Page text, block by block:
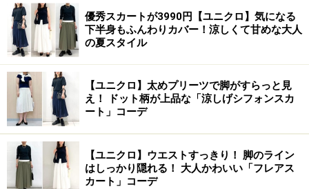
2. シンプルでもどこかおしゃれ感のあるT
ブラウス
ユニクロ コットンドビーTブラウス 2990円（税込）
「コットンドビーTブラウス」は、さっとかぶるだけで
優秀スカートが3990円【ユニクロ】気になる
下半身もふんわりカバー！涼しくて甘めな大人
の夏スタイル
【ユニクロ】太めプリーツで脚がすらっと見
え！ ドット柄が上品な「涼しげシフォンスカ
ート」コーデ
【ユニクロ】ウエストすっきり！ 脚のライン
はしっかり隠れる！ 大人かわいい「フレアス
カート」コーデ